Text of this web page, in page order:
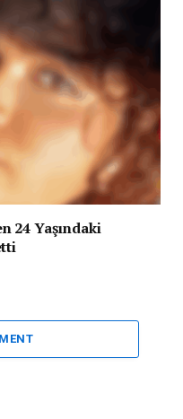
24 Yaşındaki